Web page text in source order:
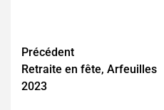
Continue
Reading
Précédent
Retraite en fête, Arfeuilles
2023